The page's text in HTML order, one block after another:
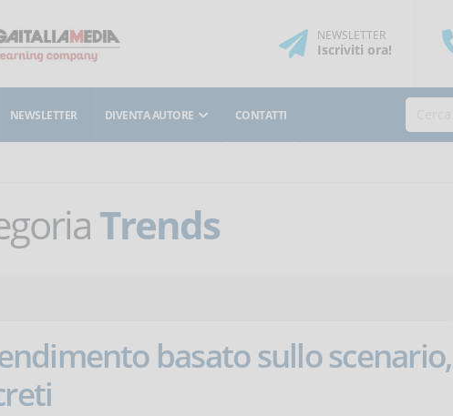
NEWSLETTER
Iscriviti ora!
NEWSLETTER DIVENTA AUTORE CONTATTI
Trends
basato sullo scenario,